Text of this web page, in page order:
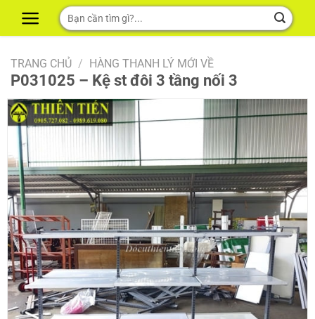
Tìm
kiếm:
TRANG CHỦ / HÀNG THANH LÝ MỚI VỀ
P031025 – Kệ st đôi 3 tầng nối 3